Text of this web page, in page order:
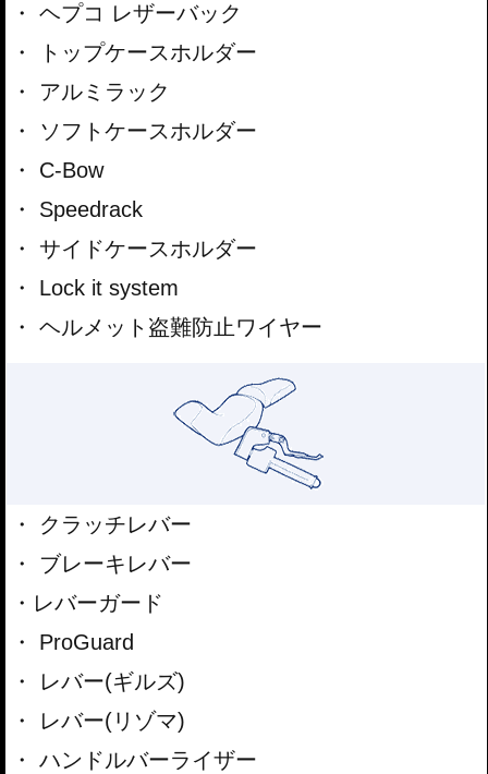
ヘプコ レザーバック
トップケースホルダー
アルミラック
ソフトケースホルダー
C-Bow
Speedrack
サイドケースホルダー
Lock it system
ヘルメット盗難防止ワイヤー
クラッチレバー
ブレーキレバー
レバーガード
ProGuard
レバー(ギルズ)
レバー(リゾマ)
ハンドルバーライザー